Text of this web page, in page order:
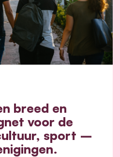
breed en
voor de
sport –